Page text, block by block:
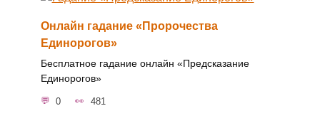
Онлайн гадание «Пророчества
Единорогов»
Бесплатное гадание онлайн «Предсказание
Единорогов»
0 481